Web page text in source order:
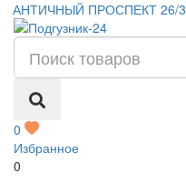
АНТИЧНЫЙ ПРОСПЕКТ 26/3
0
Избранное
0